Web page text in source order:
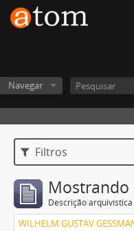
Navegar
Filtros
Mostrando
Descrição arquivística
WILHELM GUSTAV